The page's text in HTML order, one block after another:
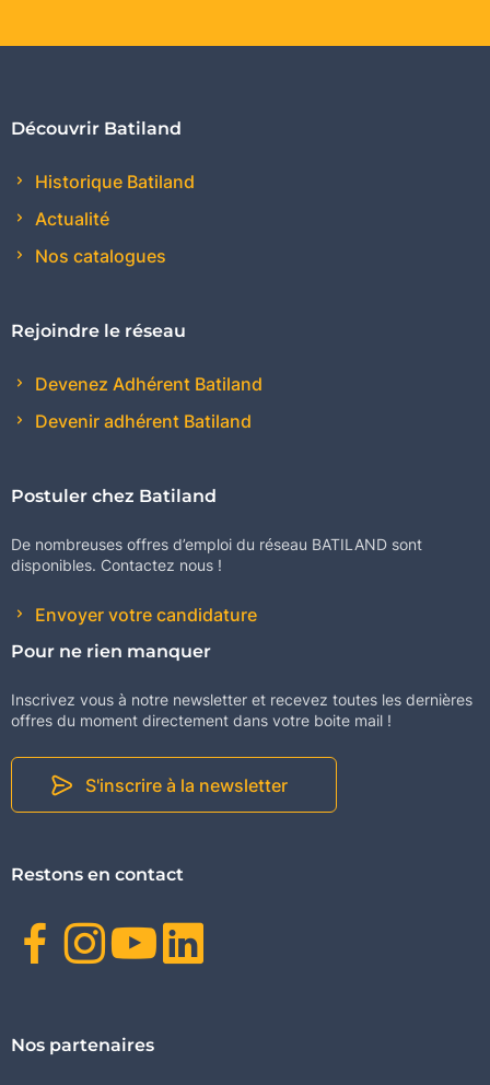
Découvrir Batiland
Historique Batiland
Actualité
Nos catalogues
Rejoindre le réseau
Devenez Adhérent Batiland
Devenir adhérent Batiland
Postuler chez Batiland
De nombreuses offres d’emploi du réseau BATILAND sont
disponibles. Contactez nous !
Envoyer votre candidature
Pour ne rien manquer
Inscrivez vous à notre newsletter et recevez toutes les dernières
offres du moment directement dans votre boite mail !
S'inscrire à la newsletter
Restons en contact
Facebook
Instagram
Youtube
Nos partenaires